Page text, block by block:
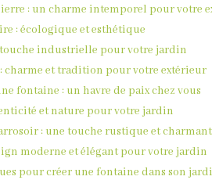
: un charme intemporel pour votre
: écologique et esthétique
industrielle pour votre jardin
charme et tradition pour votre extérieur
fontaine : un havre de paix chez vous
et nature pour votre jardin
: une touche rustique et
moderne et élégant pour votre jardin
pour créer une fontaine dans son